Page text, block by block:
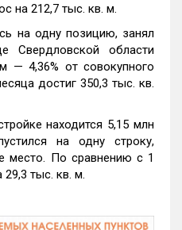
на 212,7 тыс. кв. м.
на одну позицию, занял
Свердловской области
— 4,36% от совокупного
достиг 350,3 тыс. кв.
находится 5,15 млн
на одну строку,
место. По сравнению с 1
тыс. кв. м.